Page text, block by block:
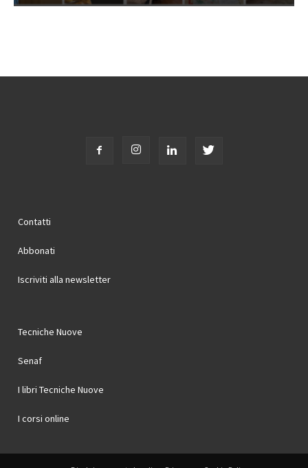
Contatti
Abbonati
Iscriviti alla newsletter
Tecniche Nuove
Senaf
I libri Tecniche Nuove
I corsi online